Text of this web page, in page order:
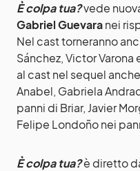
È colpa tua?vede
Gabriel Guevaranei
Nel cast torneranno
Sánchez, Victor Varona
al cast nel sequel
Anabel, Gabriela
panni di Briar, Javier
Felipe Londoño nei
È colpa tua?è diretto